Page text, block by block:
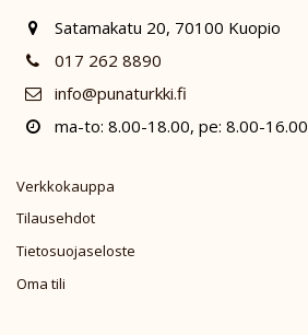
Satamakatu 20, 70100 Kuopio
017 262 8890
info@punaturkki.fi
ma-to: 8.00-18.00, pe: 8.00-16.00
Verkkokauppa
Tilausehdot
Tietosuojaseloste
Oma tili